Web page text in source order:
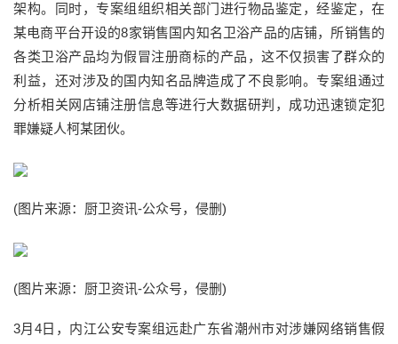
架构。同时，专案组组织相关部门进行物品鉴定，经鉴定，在
某电商平台开设的8家销售国内知名卫浴产品的店铺，所销售的
各类卫浴产品均为假冒注册商标的产品，这不仅损害了群众的
利益，还对涉及的国内知名品牌造成了不良影响。专案组通过
分析相关网店铺注册信息等进行大数据研判，成功迅速锁定犯
罪嫌疑人柯某团伙。
(图片来源：厨卫资讯-公众号，侵删)
(图片来源：厨卫资讯-公众号，侵删)
3月4日，内江公安专案组远赴广东省潮州市对涉嫌网络销售假